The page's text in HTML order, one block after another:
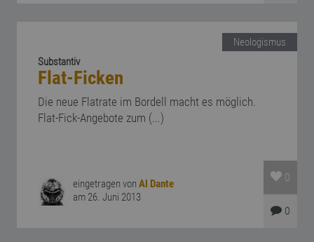
Neologismus
Substantiv
Flat-Ficken
Die neue Flatrate im Bordell macht es möglich.
Flat-Fick-Angebote zum (...)
eingetragen vonAl Dante
am 26. Juni 2013
0
0